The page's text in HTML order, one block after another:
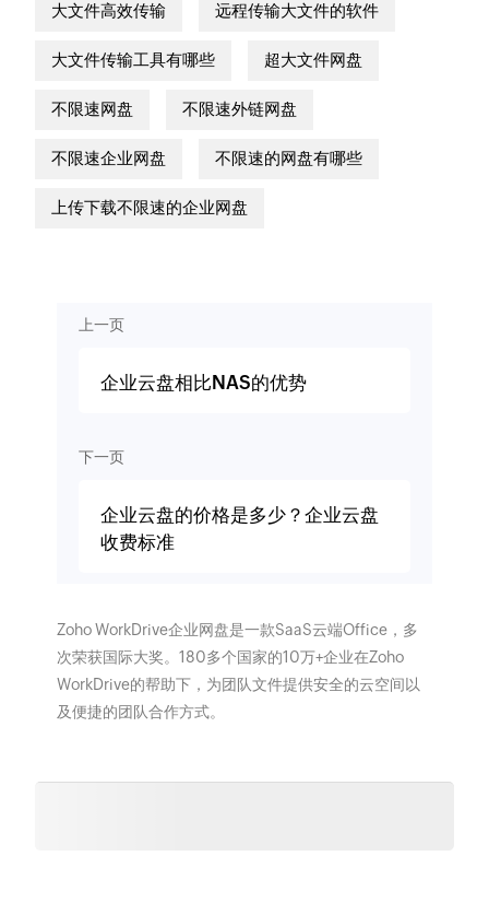
大文件高效传输 远程传输大文件的软件
大文件传输工具有哪些 超大文件网盘
不限速网盘 不限速外链网盘
不限速企业网盘 不限速的网盘有哪些
上传下载不限速的企业网盘
上一页
企业云盘相比NAS的优势
下一页
企业云盘的价格是多少？企业云盘
收费标准
Zoho WorkDrive企业网盘是一款SaaS云端Office，多
次荣获国际大奖。180多个国家的10万+企业在Zoho
WorkDrive的帮助下，为团队文件提供安全的云空间以
及便捷的团队合作方式。